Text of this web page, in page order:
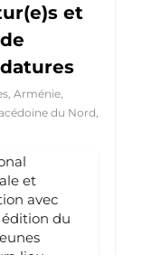
et
Arménie
du Nord
et
avec
du